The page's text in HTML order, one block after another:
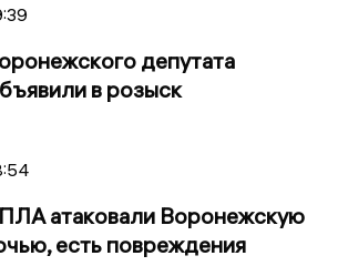
депутата
в розыск
атаковали Воронежскую
есть повреждения